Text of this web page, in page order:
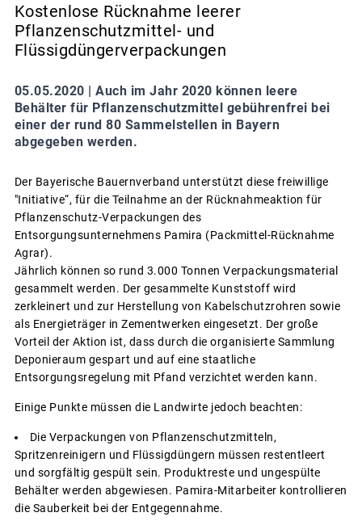
Kostenlose Rücknahme leerer
Pflanzenschutzmittel- und
Flüssigdüngerverpackungen
05.05.2020 | Auch im Jahr 2020 können leere
Behälter für Pflanzenschutzmittel gebührenfrei bei
einer der rund 80 Sammelstellen in Bayern
abgegeben werden.
Der Bayerische Bauernverband unterstützt diese freiwillige
"Initiative“, für die Teilnahme an der Rücknahmeaktion für
Pflanzenschutz-Verpackungen des
Entsorgungsunternehmens Pamira (Packmittel-Rücknahme
Agrar).
Jährlich können so rund 3.000 Tonnen Verpackungsmaterial
gesammelt werden. Der gesammelte Kunststoff wird
zerkleinert und zur Herstellung von Kabelschutzrohren sowie
als Energieträger in Zementwerken eingesetzt. Der große
Vorteil der Aktion ist, dass durch die organisierte Sammlung
Deponieraum gespart und auf eine staatliche
Entsorgungsregelung mit Pfand verzichtet werden kann.
Einige Punkte müssen die Landwirte jedoch beachten:
Die Verpackungen von Pflanzenschutzmitteln,
Spritzenreinigern und Flüssigdüngern müssen restentleert
und sorgfältig gespült sein. Produktreste und ungespülte
Behälter werden abgewiesen. Pamira-Mitarbeiter kontrollieren
die Sauberkeit bei der Entgegennahme.